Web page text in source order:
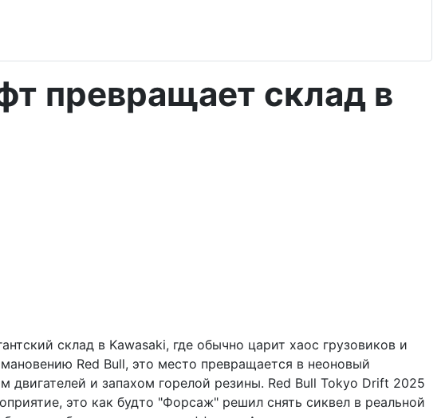
превращает склад в
склад в Kawasaki, где обычно царит хаос грузовиков и
Red Bull, это место превращается в неоновый
двигателей и запахом горелой резины. Red Bull Tokyo Drift 2025
это как будто "Форсаж" решил снять сиквел в реальной